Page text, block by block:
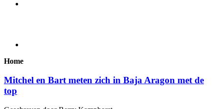
Home
Mitchel en Bart meten zich in Baja Aragon met de
top